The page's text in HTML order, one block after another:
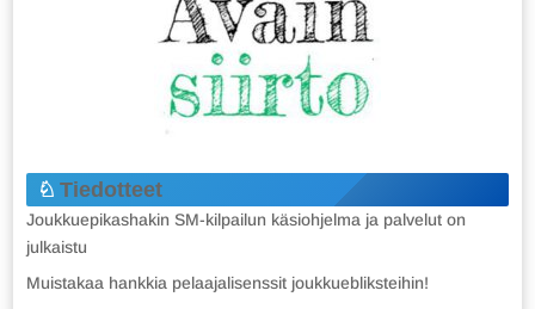
Tiedotteet
Joukkuepikashakin SM-kilpailun käsiohjelma ja palvelut on
julkaistu
Muistakaa hankkia pelaajalisenssit joukkuebliksteihin!